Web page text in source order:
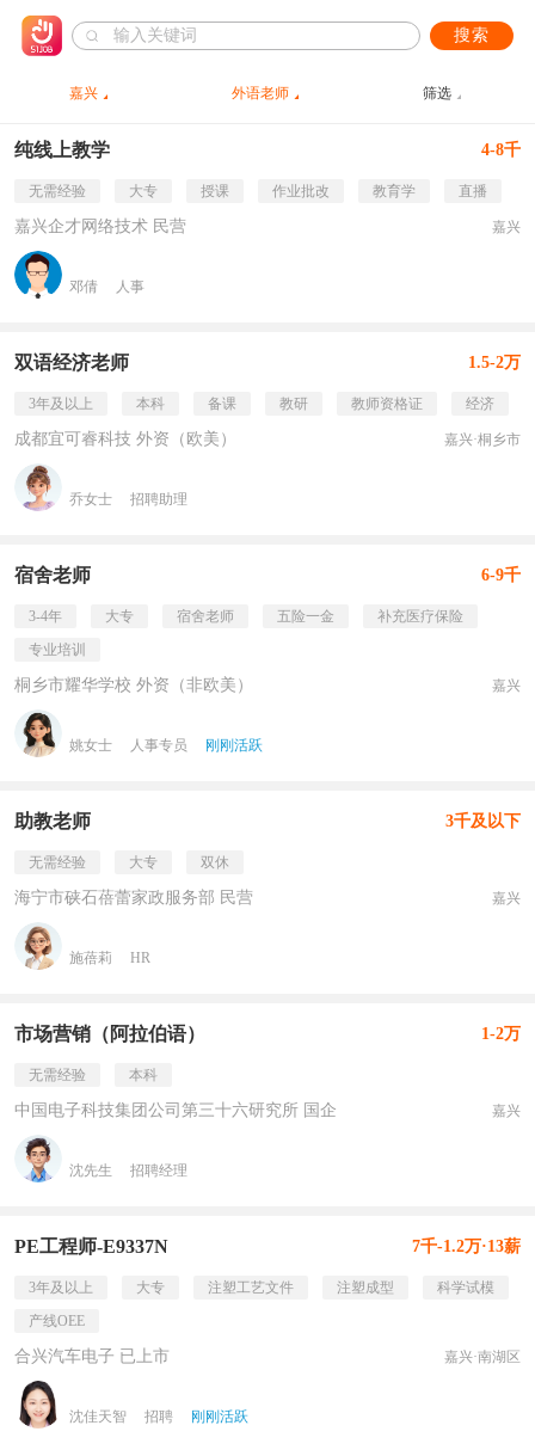
搜索
嘉兴 外语老师 筛选
纯线上教学 4-8千
无需经验 大专 授课 作业批改 教育学 直播
嘉兴企才网络技术 民营 嘉兴
邓倩 人事
双语经济老师 1.5-2万
3年及以上 本科 备课 教研 教师资格证 经济
成都宜可睿科技 外资（欧美） 嘉兴·桐乡市
乔女士 招聘助理
宿舍老师 6-9千
3-4年 大专 宿舍老师 五险一金
补充医疗保险
专业培训
桐乡市耀华学校 外资（非欧美） 嘉兴
姚女士 人事专员 刚刚活跃
助教老师 3千及以下
无需经验 大专 双休
海宁市硖石蓓蕾家政服务部 民营 嘉兴
施蓓莉 HR
市场营销（阿拉伯语） 1-2万
无需经验 本科
中国电子科技集团公司第三十六研究所 国企 嘉兴
沈先生 招聘经理
PE工程师-E9337N 7千-1.2万·13薪
3年及以上 大专 注塑工艺文件 注塑成型
科学试模
产线OEE
合兴汽车电子 已上市 嘉兴·南湖区
沈佳天智 招聘 刚刚活跃